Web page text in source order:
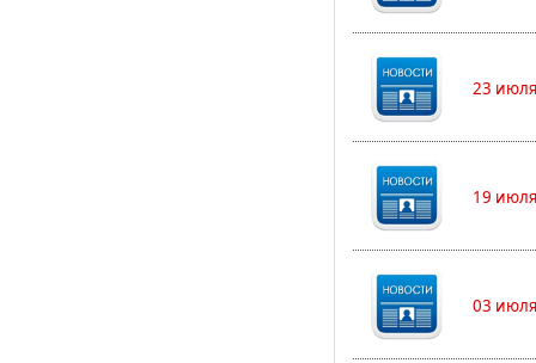
23
19
03